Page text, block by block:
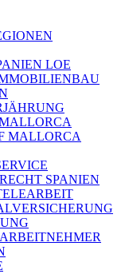
LOE
MALLORCA
SPANIEN